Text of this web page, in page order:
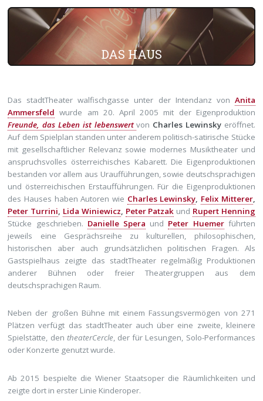
DAS HAUS
Das stadtTheater walfischgasse unter der Intendanz von Anita
Ammersfeld wurde am 20. April 2005 mit der Eigenproduktion
Freunde, das Leben ist lebenswert von Charles Lewinskyeröffnet.
Auf dem Spielplan standen unter anderem politisch-satirische Stücke
mit gesellschaftlicher Relevanz sowie modernes Musiktheater und
anspruchsvolles österreichisches Kabarett. Die Eigenproduktionen
bestanden vor allem aus Uraufführungen, sowie deutschsprachigen
und österreichischen Erstaufführungen. Für die Eigenproduktionen
des Hauses haben Autoren wie Charles Lewinsky Felix Mitterer,
Peter Turrini Lida Winiewicz Peter Patzak und Rupert Henning
Stücke geschrieben. Danielle Spera und Peter Huemerführten
jeweils eine Gesprächsreihe zu kulturellen, philosophischen,
historischen aber auch grundsätzlichen politischen Fragen. Als
Gastspielhaus zeigte das stadtTheater regelmäßig Produktionen
anderer Bühnen oder freier Theatergruppen aus dem
deutschsprachigen Raum.
Neben der großen Bühne mit einem Fassungsvermögen von 271
Plätzen verfügt das stadtTheater auch über eine zweite, kleinere
Spielstätte, den theaterCercle, der für Lesungen, Solo-Performances
oder Konzerte genutzt wurde.
Ab 2015 bespielte die Wiener Staatsoper die Räumlichkeiten und
zeigte dort in erster Linie Kinderoper.